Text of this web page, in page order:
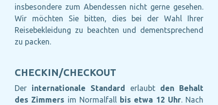
insbesondere zum Abendessen nicht gerne gesehen.
Wir möchten Sie bitten, dies bei der Wahl Ihrer
Reisebekleidung zu beachten und dementsprechend
zu packen.
CHECKIN/CHECKOUT
Der internationale Standard erlaubt den Behalt
des Zimmers im Normalfall bis etwa 12 Uhr. Nach